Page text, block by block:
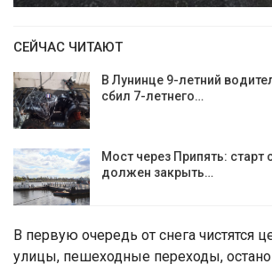
СЕЙЧАС ЧИТАЮТ
В Лунинце 9-летний
сбил 7-летнего…
Мост через Припять: старт
должен закрыть…
В первую очередь от снега чистятся
улицы, пешеходные переходы,